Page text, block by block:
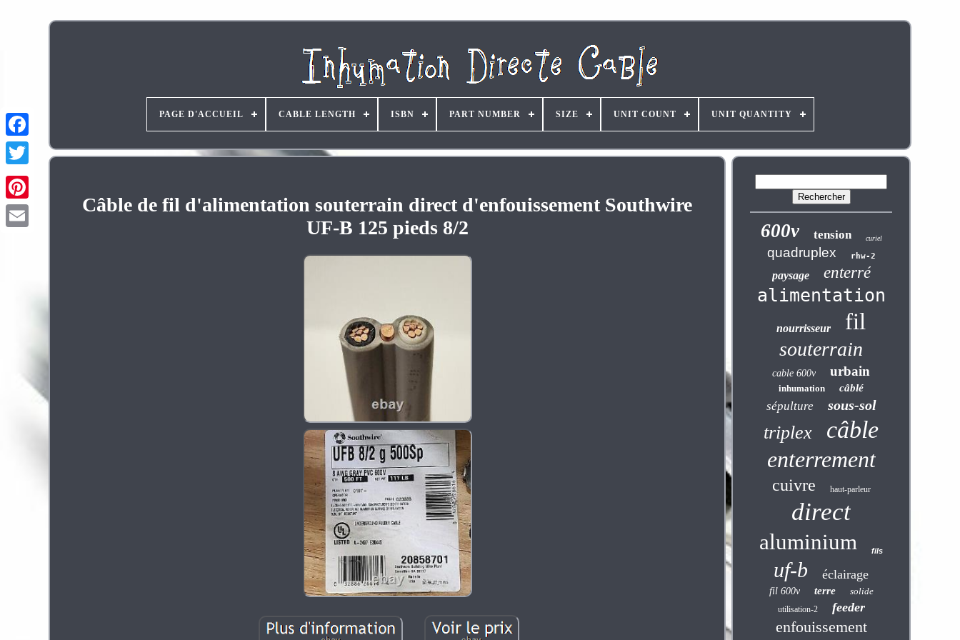
Pinterest
PAGE D'ACCUEIL CABLE LENGTH ISBN PART NUMBER SIZE UNIT COUNT UNIT QUANTITY
Câble de fil d'alimentation souterrain direct d'enfouissement Southwire
UF-B 125 pieds 8/2
600v tension curiel
quadruplex rhw-2
paysage enterré
alimentation
nourrisseur fil
souterrain
cable 600v urbain
inhumation câblé
sépulture sous-sol
triplex câble
enterrement
cuivre haut-parleur
direct
aluminium fils
uf-b éclairage
fil 600v terre solide
utilisation-2 feeder
enfouissement